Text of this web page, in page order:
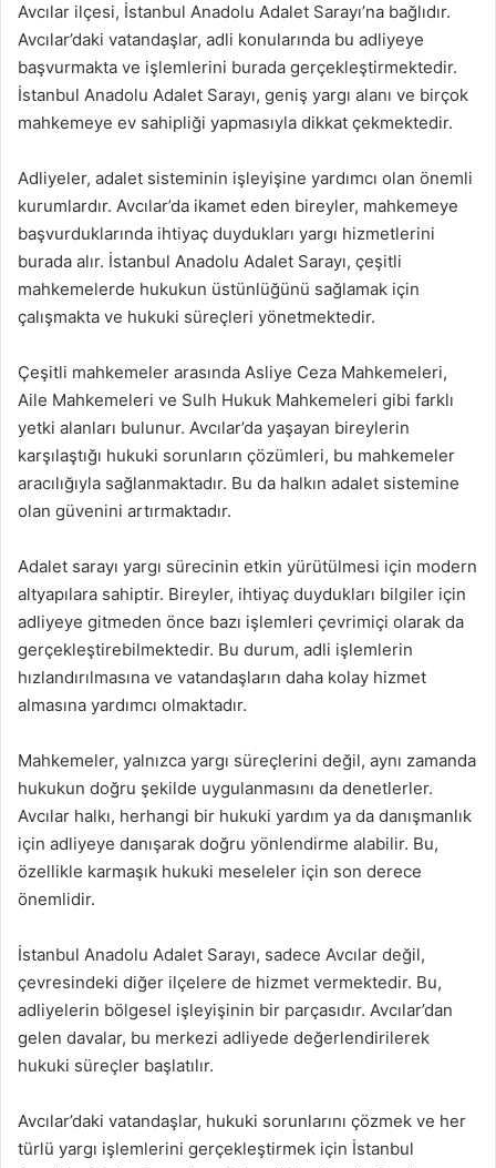
Avcılar ilçesi, İstanbul Anadolu Adalet Sarayı’na bağlıdır.
Avcılar’daki vatandaşlar, adli konularında bu adliyeye
başvurmakta ve işlemlerini burada gerçekleştirmektedir.
İstanbul Anadolu Adalet Sarayı, geniş yargı alanı ve birçok
mahkemeye ev sahipliği yapmasıyla dikkat çekmektedir.
Adliyeler, adalet sisteminin işleyişine yardımcı olan önemli
kurumlardır. Avcılar’da ikamet eden bireyler, mahkemeye
başvurduklarında ihtiyaç duydukları yargı hizmetlerini
burada alır. İstanbul Anadolu Adalet Sarayı, çeşitli
mahkemelerde hukukun üstünlüğünü sağlamak için
çalışmakta ve hukuki süreçleri yönetmektedir.
Çeşitli mahkemeler arasında Asliye Ceza Mahkemeleri,
Aile Mahkemeleri ve Sulh Hukuk Mahkemeleri gibi farklı
yetki alanları bulunur. Avcılar’da yaşayan bireylerin
karşılaştığı hukuki sorunların çözümleri, bu mahkemeler
aracılığıyla sağlanmaktadır. Bu da halkın adalet sistemine
olan güvenini artırmaktadır.
Adalet sarayı yargı sürecinin etkin yürütülmesi için modern
altyapılara sahiptir. Bireyler, ihtiyaç duydukları bilgiler için
adliyeye gitmeden önce bazı işlemleri çevrimiçi olarak da
gerçekleştirebilmektedir. Bu durum, adli işlemlerin
hızlandırılmasına ve vatandaşların daha kolay hizmet
almasına yardımcı olmaktadır.
Mahkemeler, yalnızca yargı süreçlerini değil, aynı zamanda
hukukun doğru şekilde uygulanmasını da denetlerler.
Avcılar halkı, herhangi bir hukuki yardım ya da danışmanlık
için adliyeye danışarak doğru yönlendirme alabilir. Bu,
özellikle karmaşık hukuki meseleler için son derece
önemlidir.
İstanbul Anadolu Adalet Sarayı, sadece Avcılar değil,
çevresindeki diğer ilçelere de hizmet vermektedir. Bu,
adliyelerin bölgesel işleyişinin bir parçasıdır. Avcılar’dan
gelen davalar, bu merkezi adliyede değerlendirilerek
hukuki süreçler başlatılır.
Avcılar’daki vatandaşlar, hukuki sorunlarını çözmek ve her
türlü yargı işlemlerini gerçekleştirmek için İstanbul